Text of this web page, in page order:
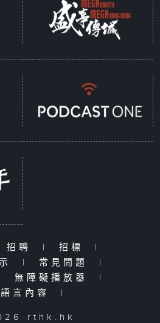
招聘 | 招標
|
| 常見問題
|
無障礙播放器
|
言內容
|
rthk.hk